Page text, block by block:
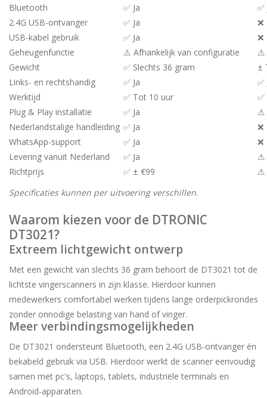
Bluetooth
✅ Ja
✅
2.4G USB-ontvanger
✅ Ja
USB-kabel gebruik
✅ Ja
Geheugenfunctie
⚠ Afhankelijk van configuratie
⚠
Gewicht
✅ Slechts 36 gram
±
Links- en rechtshandig
✅ Ja
✅
Werktijd
✅ Tot 10 uur
Plug & Play installatie
✅ Ja
⚠
Nederlandstalige handleiding ✅ Ja
WhatsApp-support
✅ Ja
Levering vanuit Nederland
✅ Ja
⚠
Richtprijs
✅ ± €99
⚠
Specificaties kunnen per uitvoering verschillen.
Waarom kiezen voor de DTRONIC
DT3021?
Extreem lichtgewicht ontwerp
Met een gewicht van slechts 36 gram behoort de DT3021 tot de
lichtste vingerscanners in zijn klasse. Hierdoor kunnen
medewerkers comfortabel werken tijdens lange orderpickrondes
zonder onnodige belasting van hand of vinger.
Meer verbindingsmogelijkheden
De DT3021 ondersteunt Bluetooth, een 2.4G USB-ontvanger én
bekabeld gebruik via USB. Hierdoor werkt de scanner eenvoudig
samen met pc's, laptops, tablets, industriële terminals en
Android-apparaten.